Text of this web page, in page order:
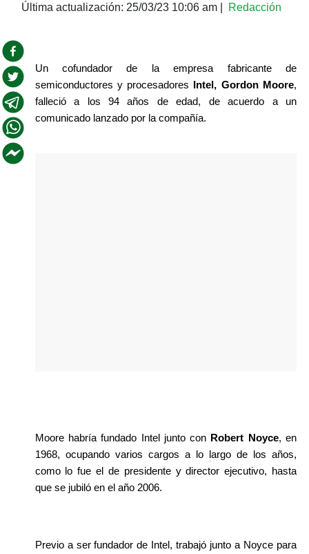
Última actualización: 25/03/23 10:06 am| Redacción
Un cofundador de la empresa fabricante de
semiconductores y procesadores Intel, Gordon Moore,
falleció a los 94 años de edad, de acuerdo a un
comunicado lanzado por la compañía.
Moore habría fundado Intel junto con Robert Noyce, en
1968, ocupando varios cargos a lo largo de los años,
como lo fue el de presidente y director ejecutivo, hasta
que se jubiló en el año 2006.
Previo a ser fundador de Intel, trabajó junto a Noyce para